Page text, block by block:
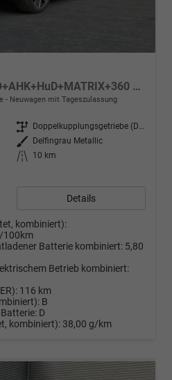
R-Line PLUG-IN+PANO+AHK+HuD+MATRIX+360 KAM+20"ALU+ACC+eHK+BLACK STYLE
Neuwagen mit Tageszulassung
Getriebe
Doppelkupplungsgetriebe (DSG)
Außenfarbe
Delfingrau Metallic
Kilometerstand
10 km
Details
kombiniert):
100km
Batterie kombiniert: 5,80
Betrieb kombiniert:
116 km
B
D
kombiniert): 38,00 g/km